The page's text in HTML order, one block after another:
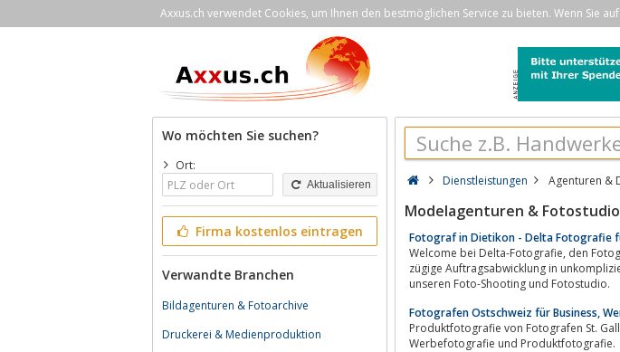
Axxus.ch verwendet Cookies, um Ihnen den bestmöglichen Service zu bieten. Wenn Sie
Wo möchten Sie suchen?
Ort:
Aktualisieren
Firma kostenlos eintragen
Verwandte Branchen
Bildagenturen & Fotoarchive
Druckerei & Medienproduktion
Dienstleistungen Agenturen &
Modelagenturen &
Fotograf in Dietikon - Delta Fotografie
Welcome bei Delta-Fotografie, den Fotografen in Dietikon / Limmattal, die ihren Kunden moderne und sorgfältige Fotografie,
zügige Auftragsabwicklung in
unseren Foto-Shooting und Fotostudio.
Fotografen Ostschweiz für Business,
Produktfotografie von Fotografen St. Gallen, Schweiz. Ihr Fotograf für Ihren Shop, Online Shop für
Werbefotografie und Produktfotografie.